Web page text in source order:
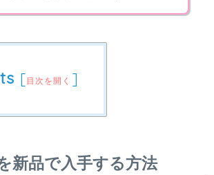
[目次を開く ]
新品で入手する方法